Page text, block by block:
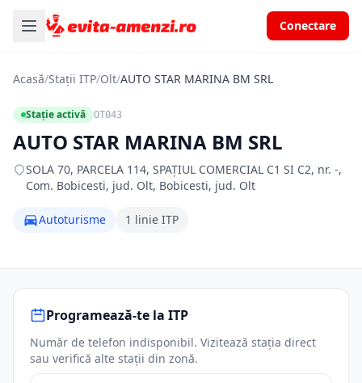
Conectare
Acasă/Stații ITP/Olt/AUTO STAR MARINA BM SRL
Stație activă OT043
AUTO STAR MARINA BM SRL
SOLA 70, PARCELA 114, SPAŢIUL COMERCIAL C1 SI C2, nr. -,
Com. Bobicesti, jud. Olt, Bobicesti, jud. Olt
Autoturisme 1 linie ITP
Programează-te la ITP
Număr de telefon indisponibil. Vizitează stația direct
sau verifică alte stații din zonă.